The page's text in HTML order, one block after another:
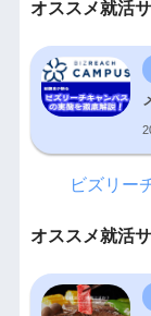
オススメ就活
ビズリー
オススメ就活